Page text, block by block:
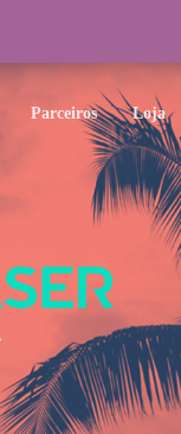
Parceiros Loja